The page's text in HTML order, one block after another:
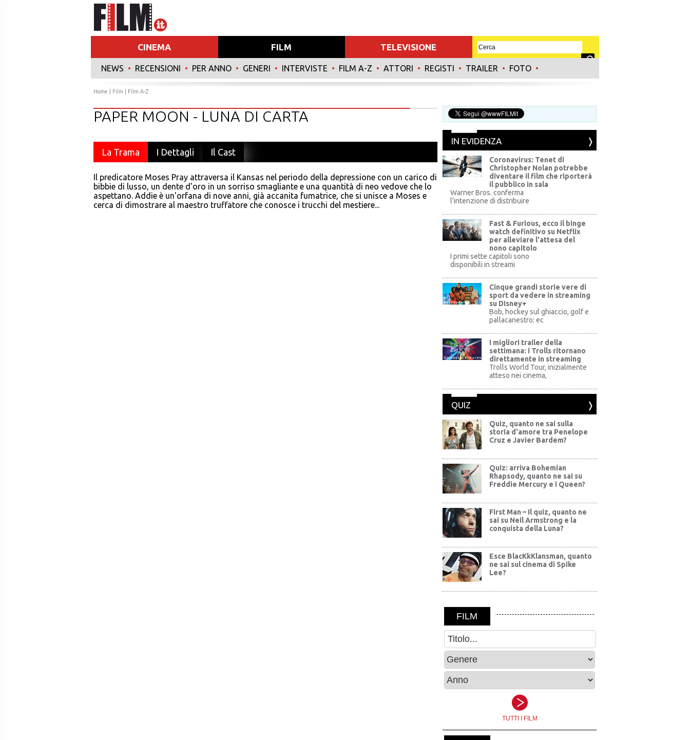
CINEMA FILM TELEVISIONE
NEWS • RECENSIONI • PER ANNO • GENERI • INTERVISTE • FILM A-Z • ATTORI • REGISTI • TRAILER • FOTO •
Home Film Film A-Z
PAPER MOON - LUNA DI CARTA
La Trama I Dettagli Il Cast
Il predicatore Moses Pray attraversa il Kansas nel periodo della depressione con un carico di
bibbie di lusso, un dente d'oro in un sorriso smagliante e una quantità di neo vedove che lo
aspettano. Addie è un'orfana di nove anni, già accanita fumatrice, che si unisce a Moses e
cerca di dimostrare al maestro truffatore che conosce i trucchi del mestiere...
IN EVIDENZA
WB
Coronavirus: Tenet di
Christopher Nolan potrebbe
diventare il film che riporterà
il pubblico in sala
Warner Bros. conferma
l'intenzione di distribuire
Fast & Furious, ecco il binge
watch definitivo su Netflix
per alleviare l'attesa del
nono capitolo
I primi sette capitoli sono
disponibili in streami
Disney+
Cinque grandi storie vere di
sport da vedere in streaming
su DIsney+
Bob, hockey sul ghiaccio, golf e
pallacanestro: ec
Universal Pictures
I migliori trailer della
settimana: i Trolls ritornano
direttamente in streaming
Trolls World Tour, inizialmente
atteso nei cinema,
QUIZ
Quiz, quanto ne sai sulla
storia d'amore tra Penelope
Cruz e Javier Bardem?
Quiz: arriva Bohemian
Rhapsody, quanto ne sai su
Freddie Mercury e i Queen?
First Man – Il quiz, quanto ne
sai su Neil Armstrong e la
conquista della Luna?
Esce BlacKkKlansman, quanto
ne sai sul cinema di Spike
Lee?